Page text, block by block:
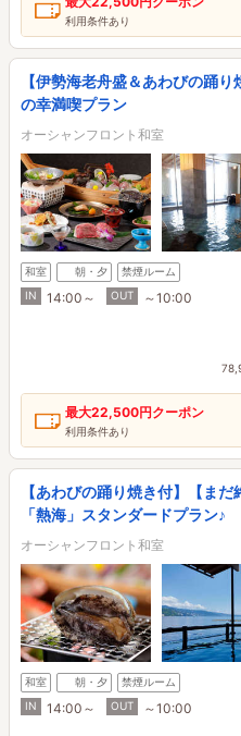
利用条件あり
【伊勢海老舟盛＆あわびの踊
の幸満喫プラン
オーシャンフロント和室
和室 朝・夕
禁煙ルーム
IN
14:00～ OUT ～10:00
最大22,500円クーポン
利用条件あり
【あわびの踊り焼き付】【ま
「熱海」スタンダードプラン♪
オーシャンフロント和室
和室 朝・夕
禁煙ルーム
IN
14:00～ OUT ～10:00